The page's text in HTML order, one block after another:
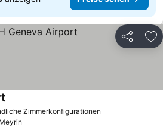
Teilen
Zimmerkonfigurationen
Meyrin